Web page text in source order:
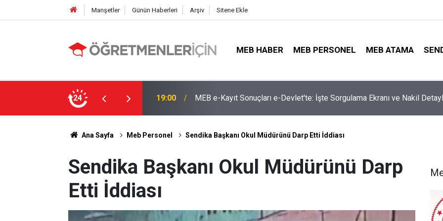
Manşetler Günün Haberleri Arşiv Sitene Ekle
MEB HABER MEB PERSONEL MEB ATAMA
24
İşte Sorgulama Ekranı ve Nakil Detayları 09:02 4 Branşta Öğretmenleri Norm Fazlası Tehlikesi Bekliyor!
Ana Sayfa Meb Personel Sendika Başkanı Okul Müdürünü Darp Etti İddiası
Sendika Başkanı Okul Müdürünü Darp
Etti İddiası